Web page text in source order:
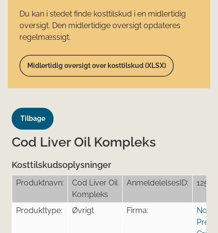
Du kan i stedet finde kosttilskud i en midlertidig
oversigt. Den midlertidige oversigt opdateres
regelmæssigt.
Midlertidig oversigt over kosttilskud (XLSX)
Tilbage
Cod Liver Oil Kompleks
Kosttilskudsoplysninger
Produktnavn:
Cod Liver Oil
Kompleks
AnmeldelelsesID: 12560
Produkttype: Øvrigt Firma: